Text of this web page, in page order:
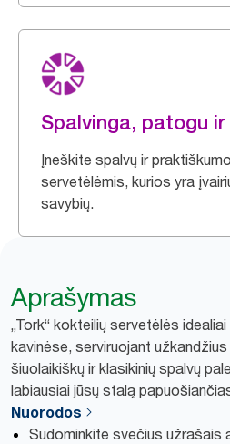
Spalvinga, patogu
Įneškite spalvų ir
servetėlėmis, kurios yra
savybių.
Aprašymas
„Tork“ kokteilių servetėlės
kavinėse, serviruojant
šiuolaikiškų ir klasikinių spalvų
labiausiai jūsų stalą
Nuorodos
Sudominkite svečius užrašais